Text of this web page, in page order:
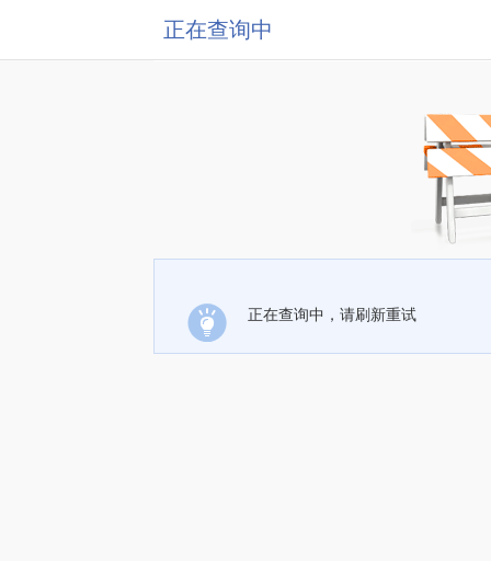
正在查询中
正在查询中，请刷新重试